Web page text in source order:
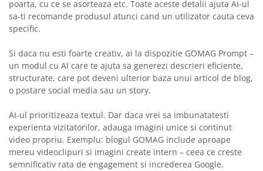
poarta, cu ce se asorteaza etc. Toate aceste detalii ajuta AI-ul
sa-ti recomande produsul atunci cand un utilizator cauta ceva
specific.
Si daca nu esti foarte creativ, ai la dispozitie GOMAG Prompt –
un modul cu AI care te ajuta sa generezi descrieri eficiente,
structurate, care pot deveni ulterior baza unui articol de blog,
o postare social media sau un story.
AI-ul prioritizeaza textul. Dar daca vrei sa imbunatatesti
experienta vizitatorilor, adauga imagini unice si continut
video propriu. Exemplu: blogul GOMAG include aproape
mereu videoclipuri si imagini create intern – ceea ce creste
semnificativ rata de engagement si increderea Google.